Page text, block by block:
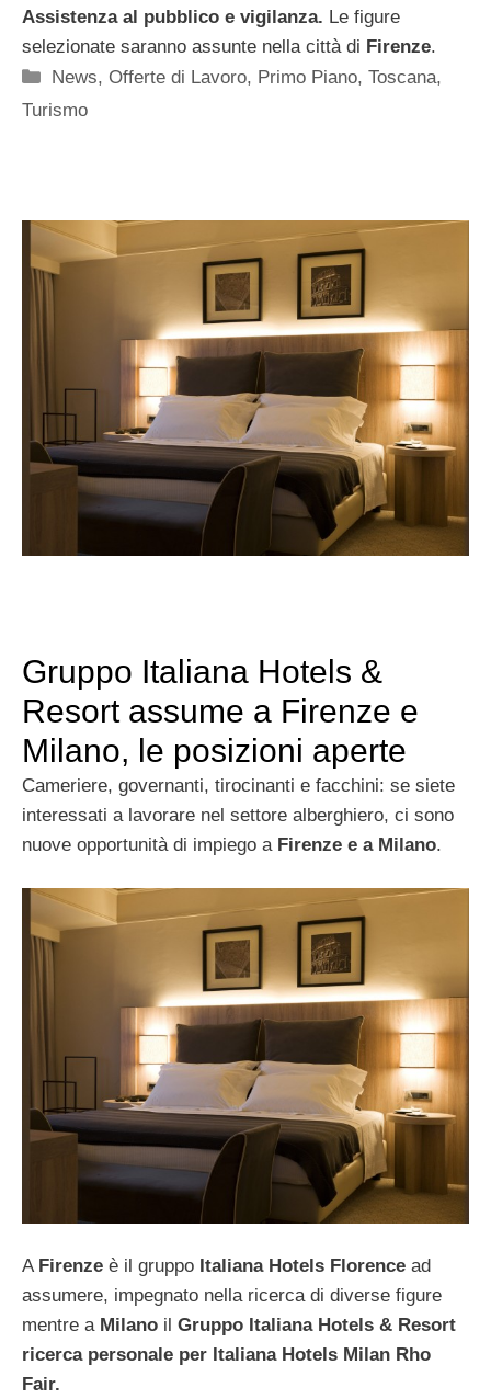
Assistenza al pubblico e vigilanza. Le figure
selezionate saranno assunte nella città di Firenze.
Categorie
News,Offerte di Lavoro, Primo Piano,Toscana,
Turismo
Gruppo Italiana Hotels &
Resort assume a Firenze e
Milano, le posizioni aperte
Cameriere, governanti, tirocinanti e facchini: se siete
interessati a lavorare nel settore alberghiero, ci sono
nuove opportunità di impiego a Firenze e a Milano.
A Firenze è il gruppo Italiana Hotels Florence ad
assumere, impegnato nella ricerca di diverse figure
mentre a Milano il Gruppo Italiana Hotels & Resort
ricerca personale per Italiana Hotels Milan Rho
Fair.